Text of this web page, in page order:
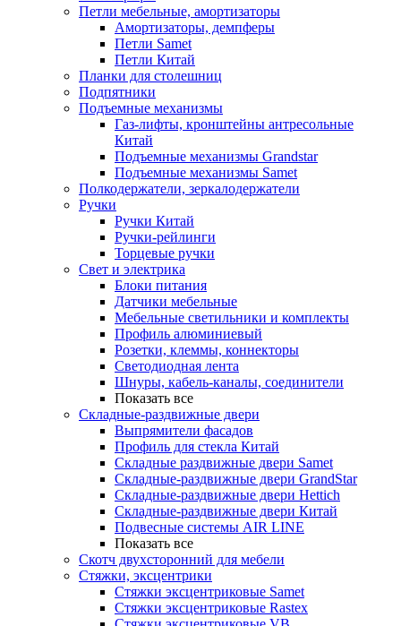
Петли мебельные, амортизаторы
Амортизаторы, демпферы
Петли Samet
Петли Китай
Планки для столешниц
Подпятники
Подъемные механизмы
Газ-лифты, кронштейны антресольные
Китай
Подъемные механизмы Grandstar
Подъемные механизмы Samet
Полкодержатели, зеркалодержатели
Ручки
Ручки Китай
Ручки-рейлинги
Торцевые ручки
Свет и электрика
Блоки питания
Датчики мебельные
Мебельные светильники и комплекты
Профиль алюминиевый
Розетки, клеммы, коннекторы
Светодиодная лента
Шнуры, кабель-каналы, соединители
Показать все
Складные-раздвижные двери
Выпрямители фасадов
Профиль для стекла Китай
Складные раздвижные двери Samet
Складные-раздвижные двери GrandStar
Складные-раздвижные двери Hettich
Складные-раздвижные двери Китай
Подвесные системы AIR LINE
Показать все
Скотч двухсторонний для мебели
Стяжки, эксцентрики
Cтяжки эксцентриковые Samet
Стяжки эксцентриковые Rastex